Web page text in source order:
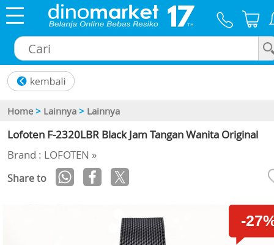
Home > Lainnya > Lainnya
Lofoten F-2320LBR Black Jam Tangan Wanita Original
Brand : LOFOTEN »
Share to
-